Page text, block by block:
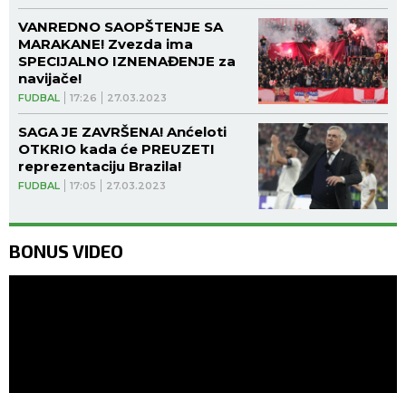
FUDBAL 17:26 27.03.2023
VANREDNO SAOPŠTENJE SA
MARAKANE! Zvezda ima
SPECIJALNO IZNENAĐENJE za
navijače!
FUDBAL 17:05 27.03.2023
SAGA JE ZAVRŠENA! Anćeloti
OTKRIO kada će PREUZETI
reprezentaciju Brazila!
BONUS VIDEO